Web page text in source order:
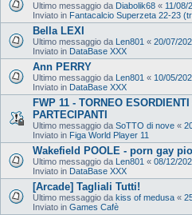
Ultimo messaggio da Diabolik68 « 11/08/
Inviato in Fantacalcio Superzeta 22-23
Bella LEXI
Ultimo messaggio da Len801 « 20/07/
Inviato in DataBase XXX
Ann PERRY
Ultimo messaggio da Len801 « 10/05/
Inviato in DataBase XXX
FWP 11 - TORNEO
PARTECIPANTI
Ultimo messaggio da SoTTO di nove «
Inviato in Figa World Player 11
Wakefield POOLE - porn gay
Ultimo messaggio da Len801 « 08/12/
Inviato in DataBase XXX
[Arcade] Tagliali Tutti!
Ultimo messaggio da kiss of medusa «
Inviato in Games Cafè